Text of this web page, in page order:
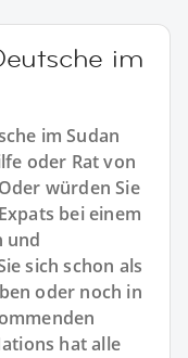
im
im Sudan
oder Rat von
würden Sie
bei einem
und
sich schon als
oder noch in
hat alle